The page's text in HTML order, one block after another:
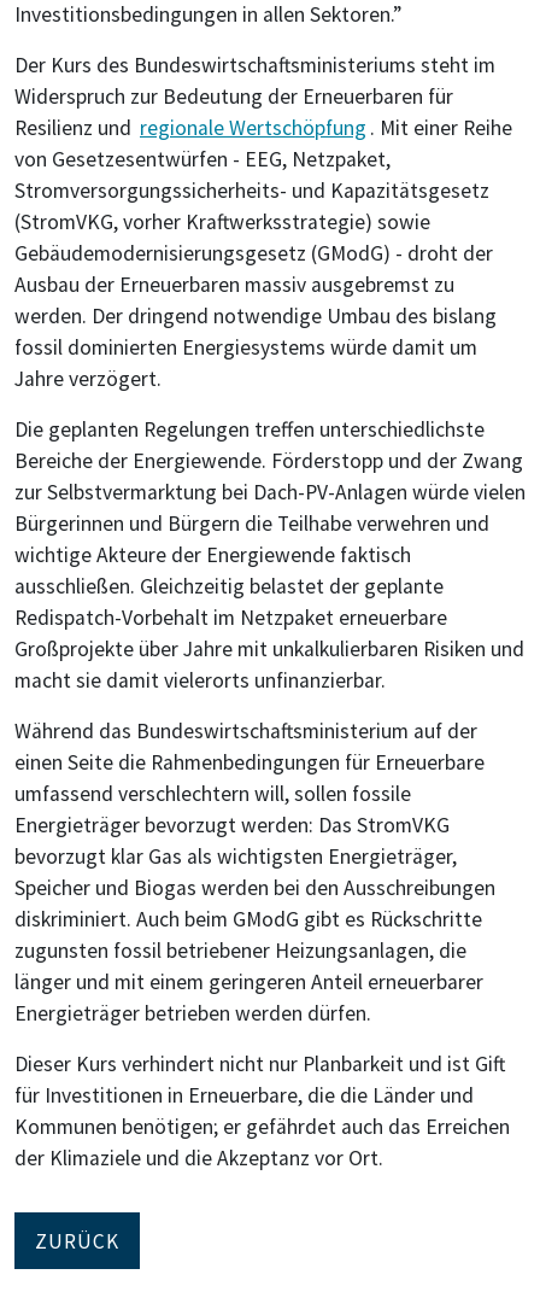
Investitionsbedingungen in allen Sektoren.”
Der Kurs des Bundeswirtschaftsministeriums steht im
Widerspruch zur Bedeutung der Erneuerbaren für
Resilienz und regionale Wertschöpfung . Mit einer Reihe
von Gesetzesentwürfen - EEG, Netzpaket,
Stromversorgungssicherheits- und Kapazitätsgesetz
(StromVKG, vorher Kraftwerksstrategie) sowie
Gebäudemodernisierungsgesetz (GModG) - droht der
Ausbau der Erneuerbaren massiv ausgebremst zu
werden. Der dringend notwendige Umbau des bislang
fossil dominierten Energiesystems würde damit um
Jahre verzögert.
Die geplanten Regelungen treffen unterschiedlichste
Bereiche der Energiewende. Förderstopp und der Zwang
zur Selbstvermarktung bei Dach-PV-Anlagen würde vielen
Bürgerinnen und Bürgern die Teilhabe verwehren und
wichtige Akteure der Energiewende faktisch
ausschließen. Gleichzeitig belastet der geplante
Redispatch-Vorbehalt im Netzpaket erneuerbare
Großprojekte über Jahre mit unkalkulierbaren Risiken und
macht sie damit vielerorts unfinanzierbar.
Während das Bundeswirtschaftsministerium auf der
einen Seite die Rahmenbedingungen für Erneuerbare
umfassend verschlechtern will, sollen fossile
Energieträger bevorzugt werden: Das StromVKG
bevorzugt klar Gas als wichtigsten Energieträger,
Speicher und Biogas werden bei den Ausschreibungen
diskriminiert. Auch beim GModG gibt es Rückschritte
zugunsten fossil betriebener Heizungsanlagen, die
länger und mit einem geringeren Anteil erneuerbarer
Energieträger betrieben werden dürfen.
Dieser Kurs verhindert nicht nur Planbarkeit und ist Gift
für Investitionen in Erneuerbare, die die Länder und
Kommunen benötigen; er gefährdet auch das Erreichen
der Klimaziele und die Akzeptanz vor Ort.
ZURÜCK